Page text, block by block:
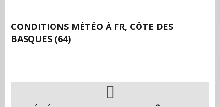
CONDITIONS MÉTÉO À FR, CÔTE DES
BASQUES (64)